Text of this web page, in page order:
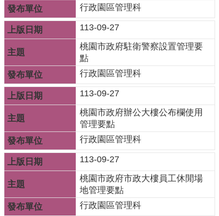
回
首
頁
網
站
導
覽
意
信
箱
桃
園
市
政
行政園區管理科
113-09-27
桃園市政府駐衛警察設置管理要
點
行政園區管理科
113-09-27
桃園市政府辦公大樓公布欄使用
管理要點
行政園區管理科
113-09-27
桃園市政府市政大樓員工休閒場
地管理要點
行政園區管理科